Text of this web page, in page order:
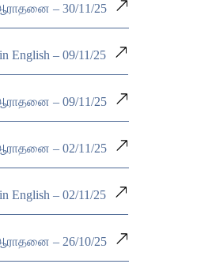
ஆராதனை – 30/11/25
English – 09/11/25
ஆராதனை – 09/11/25
ஆராதனை – 02/11/25
English – 02/11/25
ஆராதனை – 26/10/25